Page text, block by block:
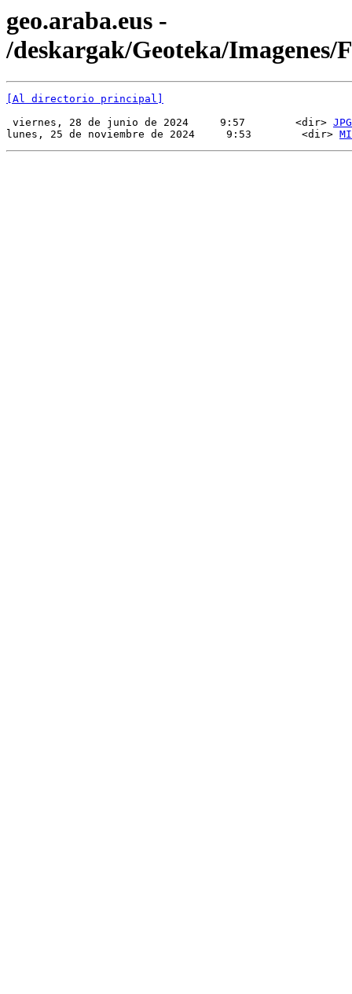
geo.araba.eus -
/deskargak/Geoteka/Imagenes/
[Al directorio principal]
viernes, 28 de junio de 2024     9:57        <dir> JPG
lunes, 25 de noviembre de 2024     9:53        <dir>